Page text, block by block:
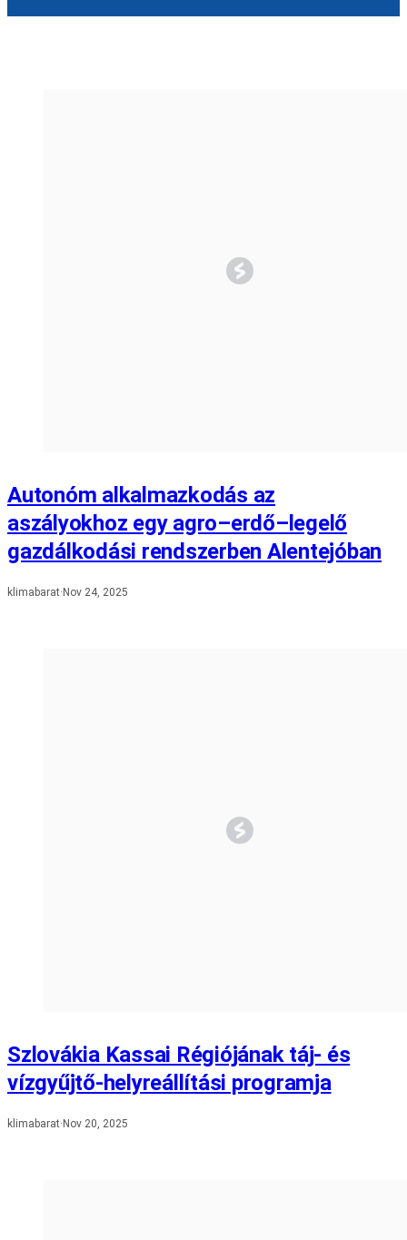
Autonóm alkalmazkodás az
aszályokhoz egy agro–erdő–legelő
gazdálkodási rendszerben Alentejóban
klimabarat· Nov 24, 2025
Szlovákia Kassai Régiójának táj- és
vízgyűjtő-helyreállítási programja
klimabarat· Nov 20, 2025